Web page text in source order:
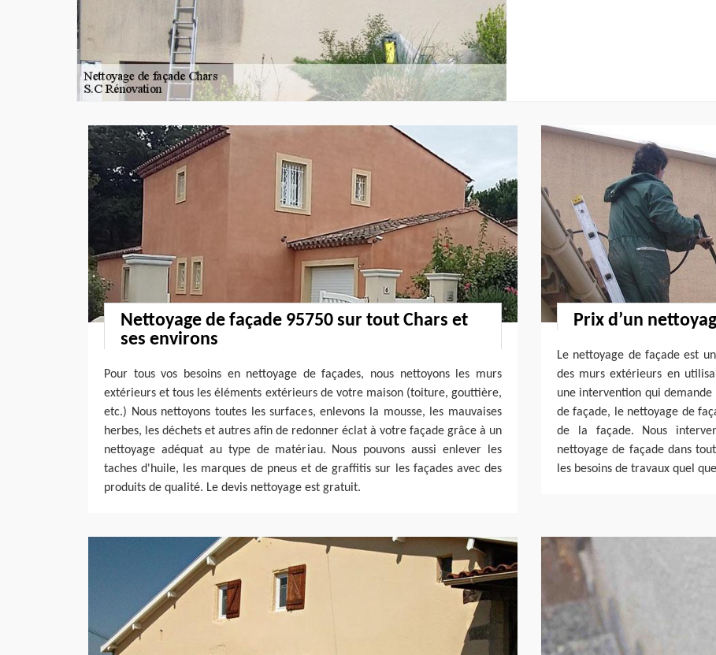
Nettoyage de façade 95750 sur tout Chars et
ses environs
Pour tous vos besoins en nettoyage de façades, nous nettoyons les murs
extérieurs et tous les éléments extérieurs de votre maison (toiture, gouttière,
etc.) Nous nettoyons toutes les surfaces, enlevons la mousse, les mauvaises
herbes, les déchets et autres afin de redonner éclat à votre façade grâce à un
nettoyage adéquat au type de matériau. Nous pouvons aussi enlever les
taches d'huile, les marques de pneus et de graffitis sur les façades avec des
produits de qualité. Le devis nettoyage est gratuit.
Prix d’un
Le nettoyage de façade est
des murs extérieurs en
une intervention qui
de façade, le nettoyage de
de la façade. Nous
nettoyage de façade dans
les besoins de travaux quel